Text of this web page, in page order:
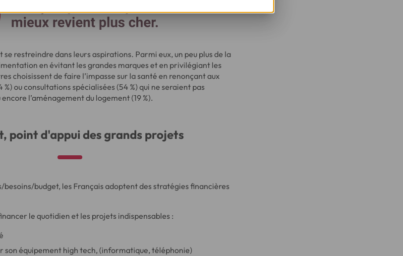
se restreindre dans leurs aspirations. Parmi eux, un peu plus de la
en évitant les grandes marques et en privilégiant les
choisissent de faire l’impasse sur la santé en renonçant aux
ou consultations spécialisées (54 %) qui ne seraient pas
l’aménagement du logement (19 %).
point d'appui des grands projets
besoins/budget, les Français adoptent des stratégies financières
le quotidien et les projets indispensables :
son équipement high tech, (informatique, téléphonie)